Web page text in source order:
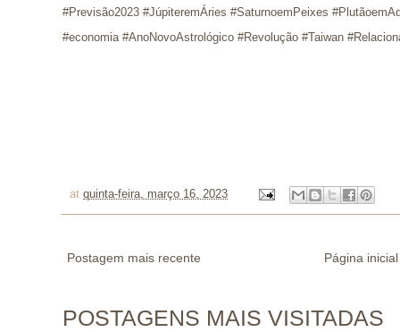
#Previsão2023 #JúpiteremÁries #SaturnoemPeixes
#economia #AnoNovoAstrológico #Revolução #Taiwan
at quinta-feira, março 16, 2023
Postagem mais recente Página inicial
POSTAGENS MAIS VISITADAS